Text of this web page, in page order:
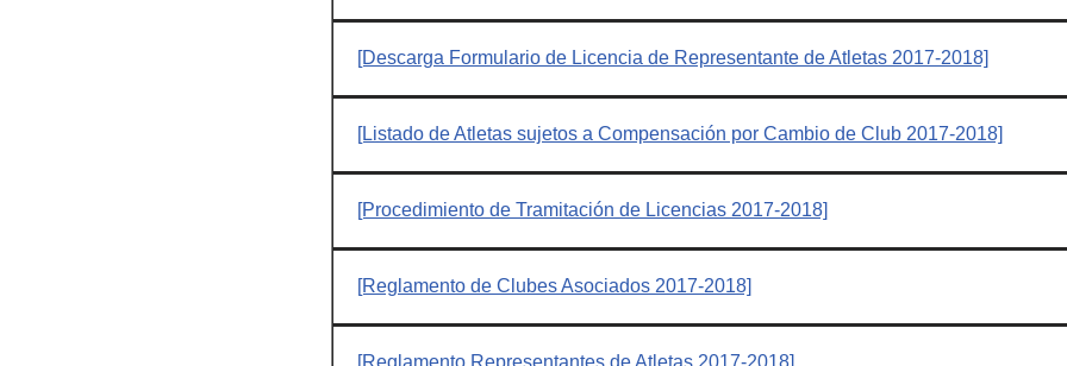
[Descarga Formulario de Licencia de Representante de Atletas 2017-2018]
[Listado de Atletas sujetos a Compensación por Cambio de Club 2017-2018]
[Procedimiento de Tramitación de Licencias 2017-2018]
[Reglamento de Clubes Asociados 2017-2018]
[Reglamento Representantes de Atletas 2017-2018]